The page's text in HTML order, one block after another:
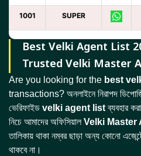
1001 SUPER
Best Velki Agent List
Trusted Velki Master
Are you looking for the best
transactions? অনলাইনে নিরাপদ
ভেরিফাইড velki agent listব্যবহার
নিচে আমাদের অফিসিয়ালVelki Master
তালিকায় থাকা নম্বর ছাড়া অন্য কোনো
থাকবে না।